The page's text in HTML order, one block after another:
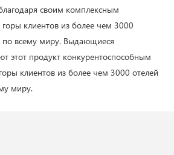
своим комплексным
клиентов из более чем 3000
по всему миру. Выдающиеся
этот продукт конкурентоспособным
клиентов из более чем 3000 отелей
миру.